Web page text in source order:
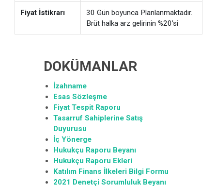
Fiyat İstikrarı
30 Gün boyunca Planlanmaktadır.
Brüt halka arz gelirinin %20’si
DOKÜMANLAR
İzahname
Esas Sözleşme
Fiyat Tespit Raporu
Tasarruf Sahiplerine Satış
Duyurusu
İç Yönerge
Hukukçu Raporu Beyanı
Hukukçu Raporu Ekleri
Katılım Finans İlkeleri Bilgi Formu
2021 Denetçi Sorumluluk Beyanı